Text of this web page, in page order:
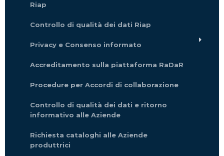
Riap
Controllo di qualità dei dati Riap
Privacy e Consenso informato
Accreditamento sulla piattaforma RaDaR
Procedure per Accordi di collaborazione
Controllo di qualità dei dati e ritorno
informativo alle Aziende
Richiesta cataloghi alle Aziende
produttrici